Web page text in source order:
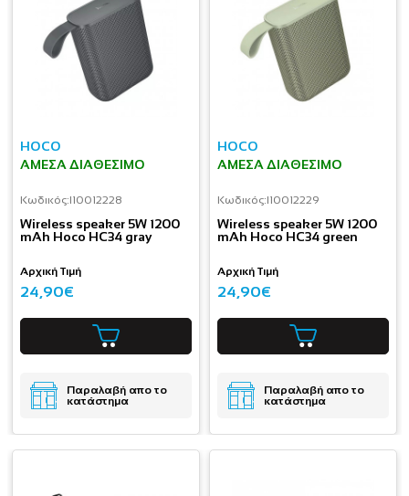
HOCO
ΆΜΕΣΑ ΔΙΑΘΈΣΙΜΟ
Κωδικός:I10012228
Wireless speaker 5W 1200
mAh Hoco HC34 gray
Αρχική Τιμή
24,90€
Παραλαβή απο το
κατάστημα
HOCO
ΆΜΕΣΑ ΔΙΑΘΈΣΙΜΟ
Κωδικός:I10012229
Wireless speaker 5W 1200
mAh Hoco HC34 green
Αρχική Τιμή
24,90€
Παραλαβή απο το
κατάστημα